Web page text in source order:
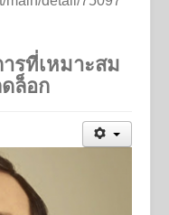
รที่เหมาะสม
ล็อก